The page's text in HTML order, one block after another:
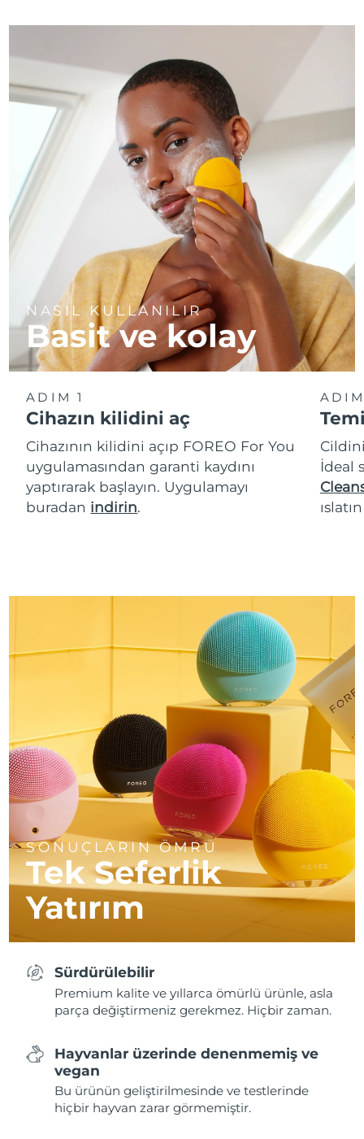
NASIL KULLANILIR
Basit ve kolay
ADIM 1
Cihazın kilidini aç
Cihazının kilidini açıp FOREO For You
uygulamasından garanti kaydını
yaptırarak başlayın. Uygulamayı
buradan indirin.
İdeal
SONUÇLARIN ÖMRÜ
Tek Seferlik
Yatırım
Sürdürülebilir
Premium kalite ve yıllarca ömürlü ürünle, asla
parça değiştirmeniz gerekmez. Hiçbir zaman.
Hayvanlar üzerinde denenmemiş ve
vegan
Bu ürünün geliştirilmesinde ve testlerinde
hiçbir hayvan zarar görmemiştir.